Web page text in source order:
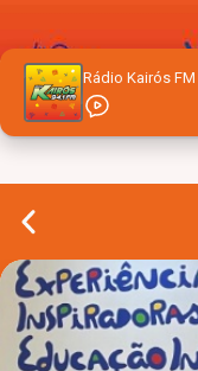
Rádio Kairós